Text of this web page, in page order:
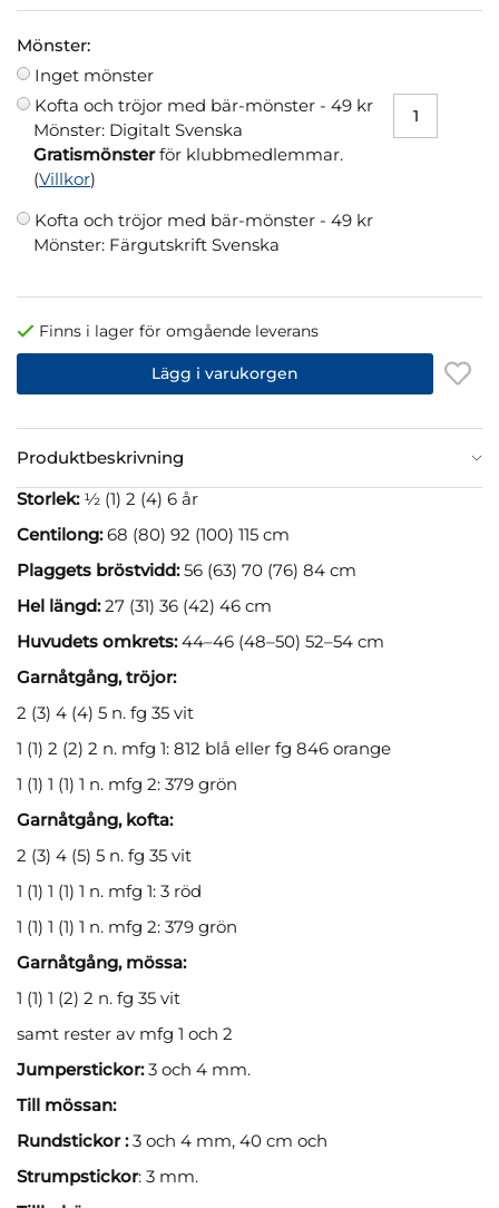
Mönster:
Inget mönster
Kofta och tröjor med bär-mönster - 49 kr
Mönster: Digitalt Svenska
Gratismönsterför klubbmedlemmar.
(Villkor)
Kofta och tröjor med bär-mönster - 49 kr
Mönster: Färgutskrift Svenska
Finns i lager för omgående leverans
Lägg i varukorgen
Produktbeskrivning
Storlek:½ (1) 2 (4) 6 år
Centilong:68 (80) 92 (100) 115 cm
Plaggets bröstvidd:56 (63) 70 (76) 84 cm
Hel längd:27 (31) 36 (42) 46 cm
Huvudets omkrets:44–46 (48–50) 52–54 cm
Garnåtgång, tröjor:
2 (3) 4 (4) 5 n. fg 35 vit
1 (1) 2 (2) 2 n. mfg 1: 812 blå eller fg 846 orange
1 (1) 1 (1) 1 n. mfg 2: 379 grön
Garnåtgång, kofta:
2 (3) 4 (5) 5 n. fg 35 vit
1 (1) 1 (1) 1 n. mfg 1: 3 röd
1 (1) 1 (1) 1 n. mfg 2: 379 grön
Garnåtgång, mössa:
1 (1) 1 (2) 2 n. fg 35 vit
samt rester av mfg 1 och 2
Jumperstickor:3 och 4 mm.
Till mössan:
Rundstickor :3 och 4 mm, 40 cm och
Strumpstickor: 3 mm.